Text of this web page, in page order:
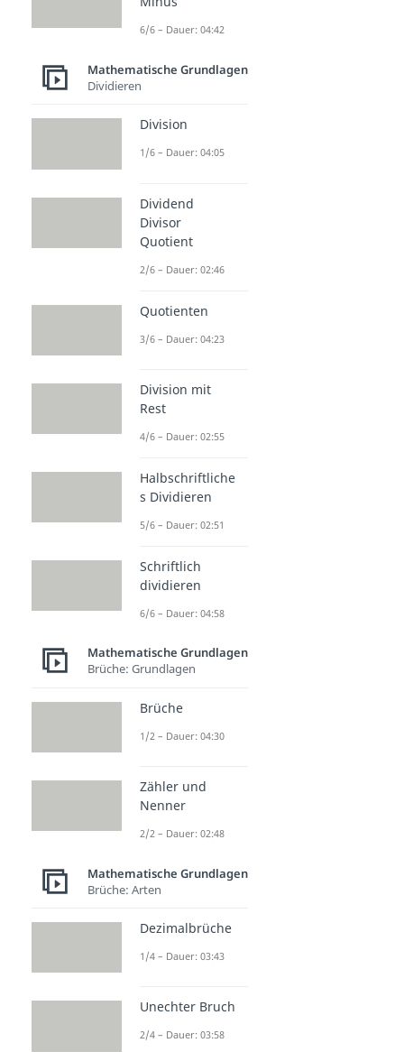
6/6 – Dauer: 04:42
Mathematische Grundlagen
Dividieren
Division
1/6 – Dauer: 04:05
Dividend
Divisor
Quotient
2/6 – Dauer: 02:46
Quotienten
3/6 – Dauer: 04:23
Division mit
Rest
4/6 – Dauer: 02:55
Halbschriftliche
s Dividieren
5/6 – Dauer: 02:51
Schriftlich
dividieren
6/6 – Dauer: 04:58
Mathematische Grundlagen
Brüche: Grundlagen
Brüche
1/2 – Dauer: 04:30
Zähler und
Nenner
2/2 – Dauer: 02:48
Mathematische Grundlagen
Brüche: Arten
Dezimalbrüche
1/4 – Dauer: 03:43
Unechter Bruch
2/4 – Dauer: 03:58